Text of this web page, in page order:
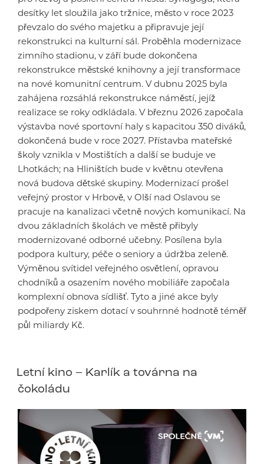
desítky let sloužila jako tržnice, město v roce 2023
převzalo do svého majetku a připravuje její
rekonstrukci na kulturní sál. Proběhla modernizace
zimního stadionu, v září bude dokončena
rekonstrukce městské knihovny a její transformace
na nové komunitní centrum. V dubnu 2025 byla
zahájena rozsáhlá rekonstrukce náměstí, jejíž
realizace se roky odkládala. V březnu 2026 započala
výstavba nové sportovní haly s kapacitou 350 diváků,
dokončená bude v roce 2027. Přístavba mateřské
školy vznikla v Mostištích a další se buduje ve
Lhotkách; na Hliništích bude v květnu otevřena
nová budova dětské skupiny. Modernizací prošel
veřejný prostor v Hrbově, v Olší nad Oslavou se
pracuje na kanalizaci včetně nových komunikací. Na
dvou základních školách ve městě přibyly
modernizované odborné učebny. Posílena byla
podpora kultury, péče o seniory a údržba zeleně.
Výměnou svítidel veřejného osvětlení, opravou
chodníků a osazením nového mobiliáře započala
komplexní obnova sídlišť. Tyto a jiné akce byly
podpořeny ziskem dotací v souhrnné hodnotě téměř
půl miliardy Kč.
Letní kino – Karlík a továrna na
čokoládu